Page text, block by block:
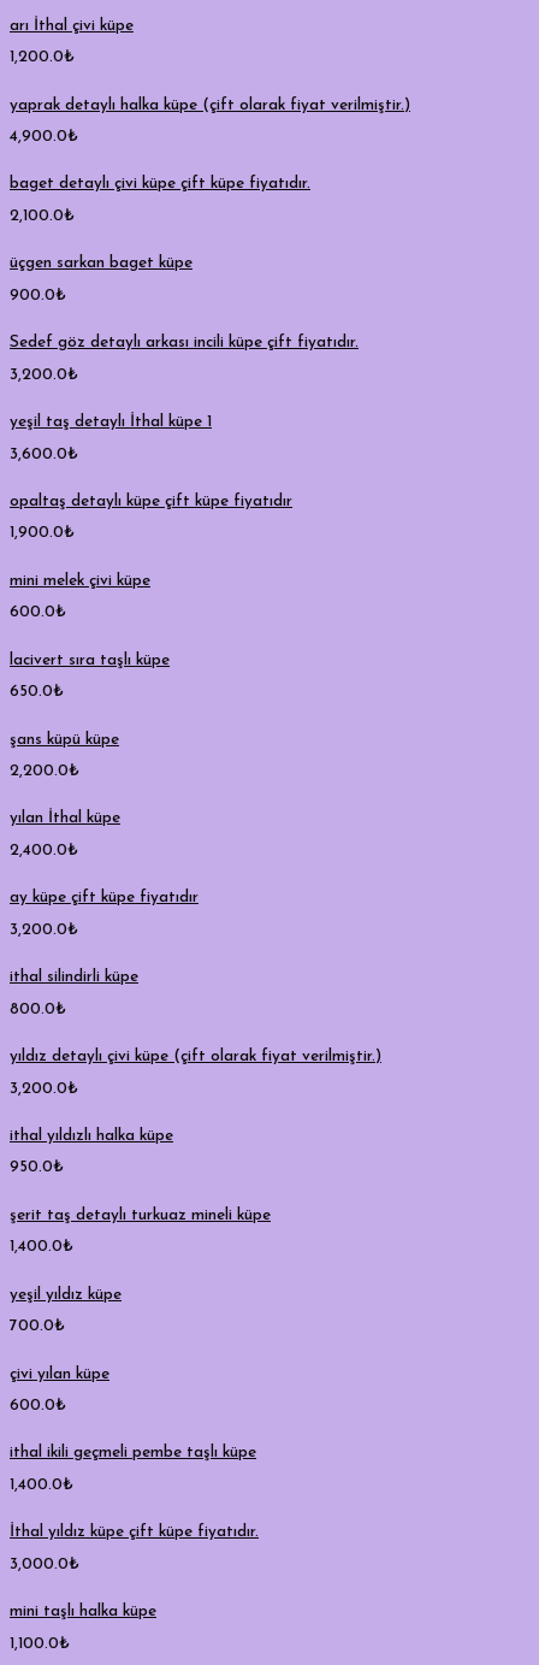
arı İthal çivi küpe
1,200.0₺
yaprak detaylı halka küpe (çift olarak fiyat verilmiştir.)
4,900.0₺
baget detaylı çivi küpe çift küpe fiyatıdır.
2,100.0₺
üçgen sarkan baget küpe
900.0₺
Sedef göz detaylı arkası incili küpe çift fiyatıdır.
3,200.0₺
yeşil taş detaylı İthal küpe 1
3,600.0₺
opaltaş detaylı küpe çift küpe fiyatıdır
1,900.0₺
mini melek çivi küpe
600.0₺
lacivert sıra taşlı küpe
650.0₺
şans küpü küpe
2,200.0₺
yılan İthal küpe
2,400.0₺
ay küpe çift küpe fiyatıdır
3,200.0₺
ithal silindirli küpe
800.0₺
yıldız detaylı çivi küpe (çift olarak fiyat verilmiştir.)
3,200.0₺
ithal yıldızlı halka küpe
950.0₺
şerit taş detaylı turkuaz mineli küpe
1,400.0₺
yeşil yıldız küpe
700.0₺
çivi yılan küpe
600.0₺
ithal ikili geçmeli pembe taşlı küpe
1,400.0₺
İthal yıldız küpe çift küpe fiyatıdır.
3,000.0₺
mini taşlı halka küpe
1,100.0₺